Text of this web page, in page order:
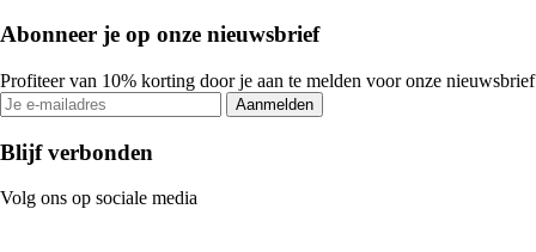
Abonneer je op onze nieuwsbrief
Profiteer van 10% korting door je aan te melden voor onze nieuwsbrief
Aanmelden
Blijf verbonden
Volg ons op sociale media